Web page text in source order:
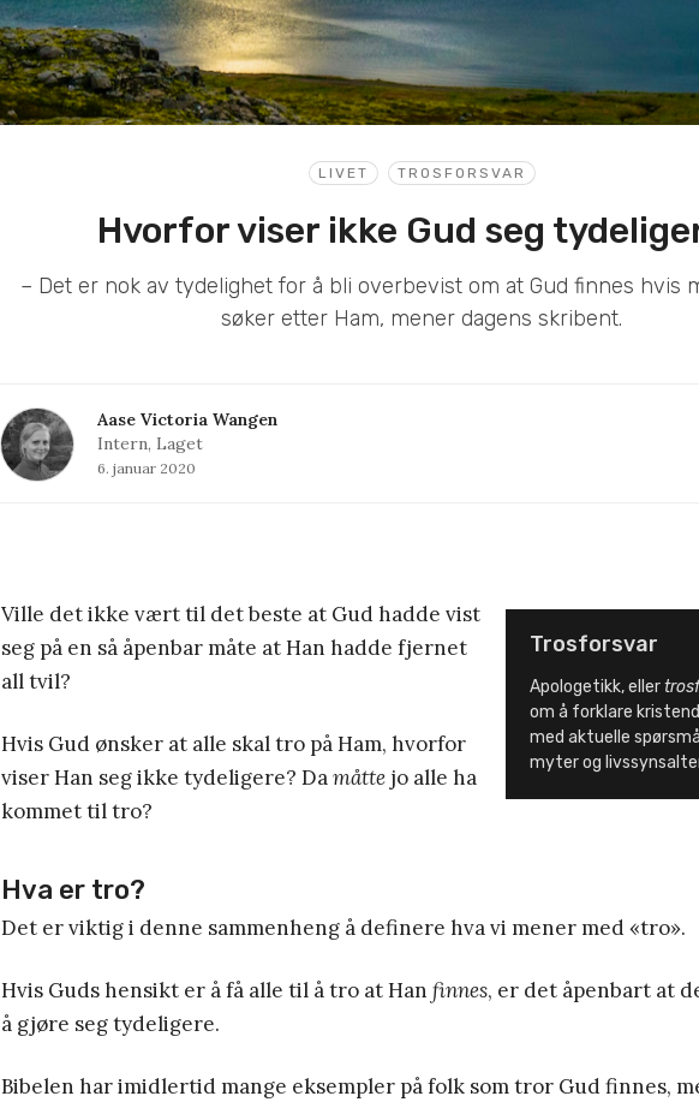
LIVET TROSFORSVAR
Hvorfor viser ikke Gud seg
– Det er nok av tydelighet for å bli overbevist om at Gud finnes hvis
søker etter Ham, mener dagens skribent.
Aase Victoria Wangen
Intern, Laget
6. januar 2020
Trosforsvar
Apologetikk, eller
om å forklare
med aktuelle
myter og
Ville det ikke vært til det beste at Gud hadde vist
seg på en så åpenbar måte at Han hadde fjernet
all tvil?
Hvis Gud ønsker at alle skal tro på Ham, hvorfor
viser Han seg ikke tydeligere? Damåtte jo alle ha
kommet til tro?
Hva er tro?
Det er viktig i denne sammenheng å definere hva vi mener med «tro».
Hvis Guds hensikt er å få alle til å tro at Han finnes, er det åpenbart at
å gjøre seg tydeligere.
Bibelen har imidlertid mange eksempler på folk som tror Gud finnes,